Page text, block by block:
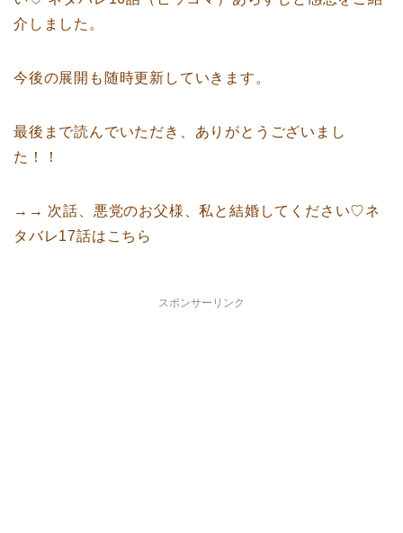
介しました。
今後の展開も随時更新していきます。
最後まで読んでいただき、ありがとうございまし
た！！
→→ 次話、悪党のお父様、私と結婚してください♡ネ
タバレ17話はこちら
スポンサーリンク